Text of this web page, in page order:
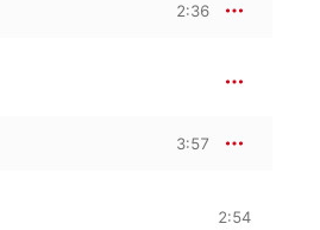
2:36
3:57
2:54